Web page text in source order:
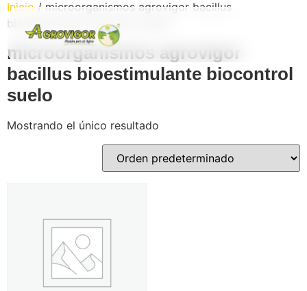
Inicio / microorganismos agrovigor bacillus
bioestimulante biocontrol suelo
microorganismos agrovigor
bacillus bioestimulante biocontrol
suelo
Mostrando el único resultado